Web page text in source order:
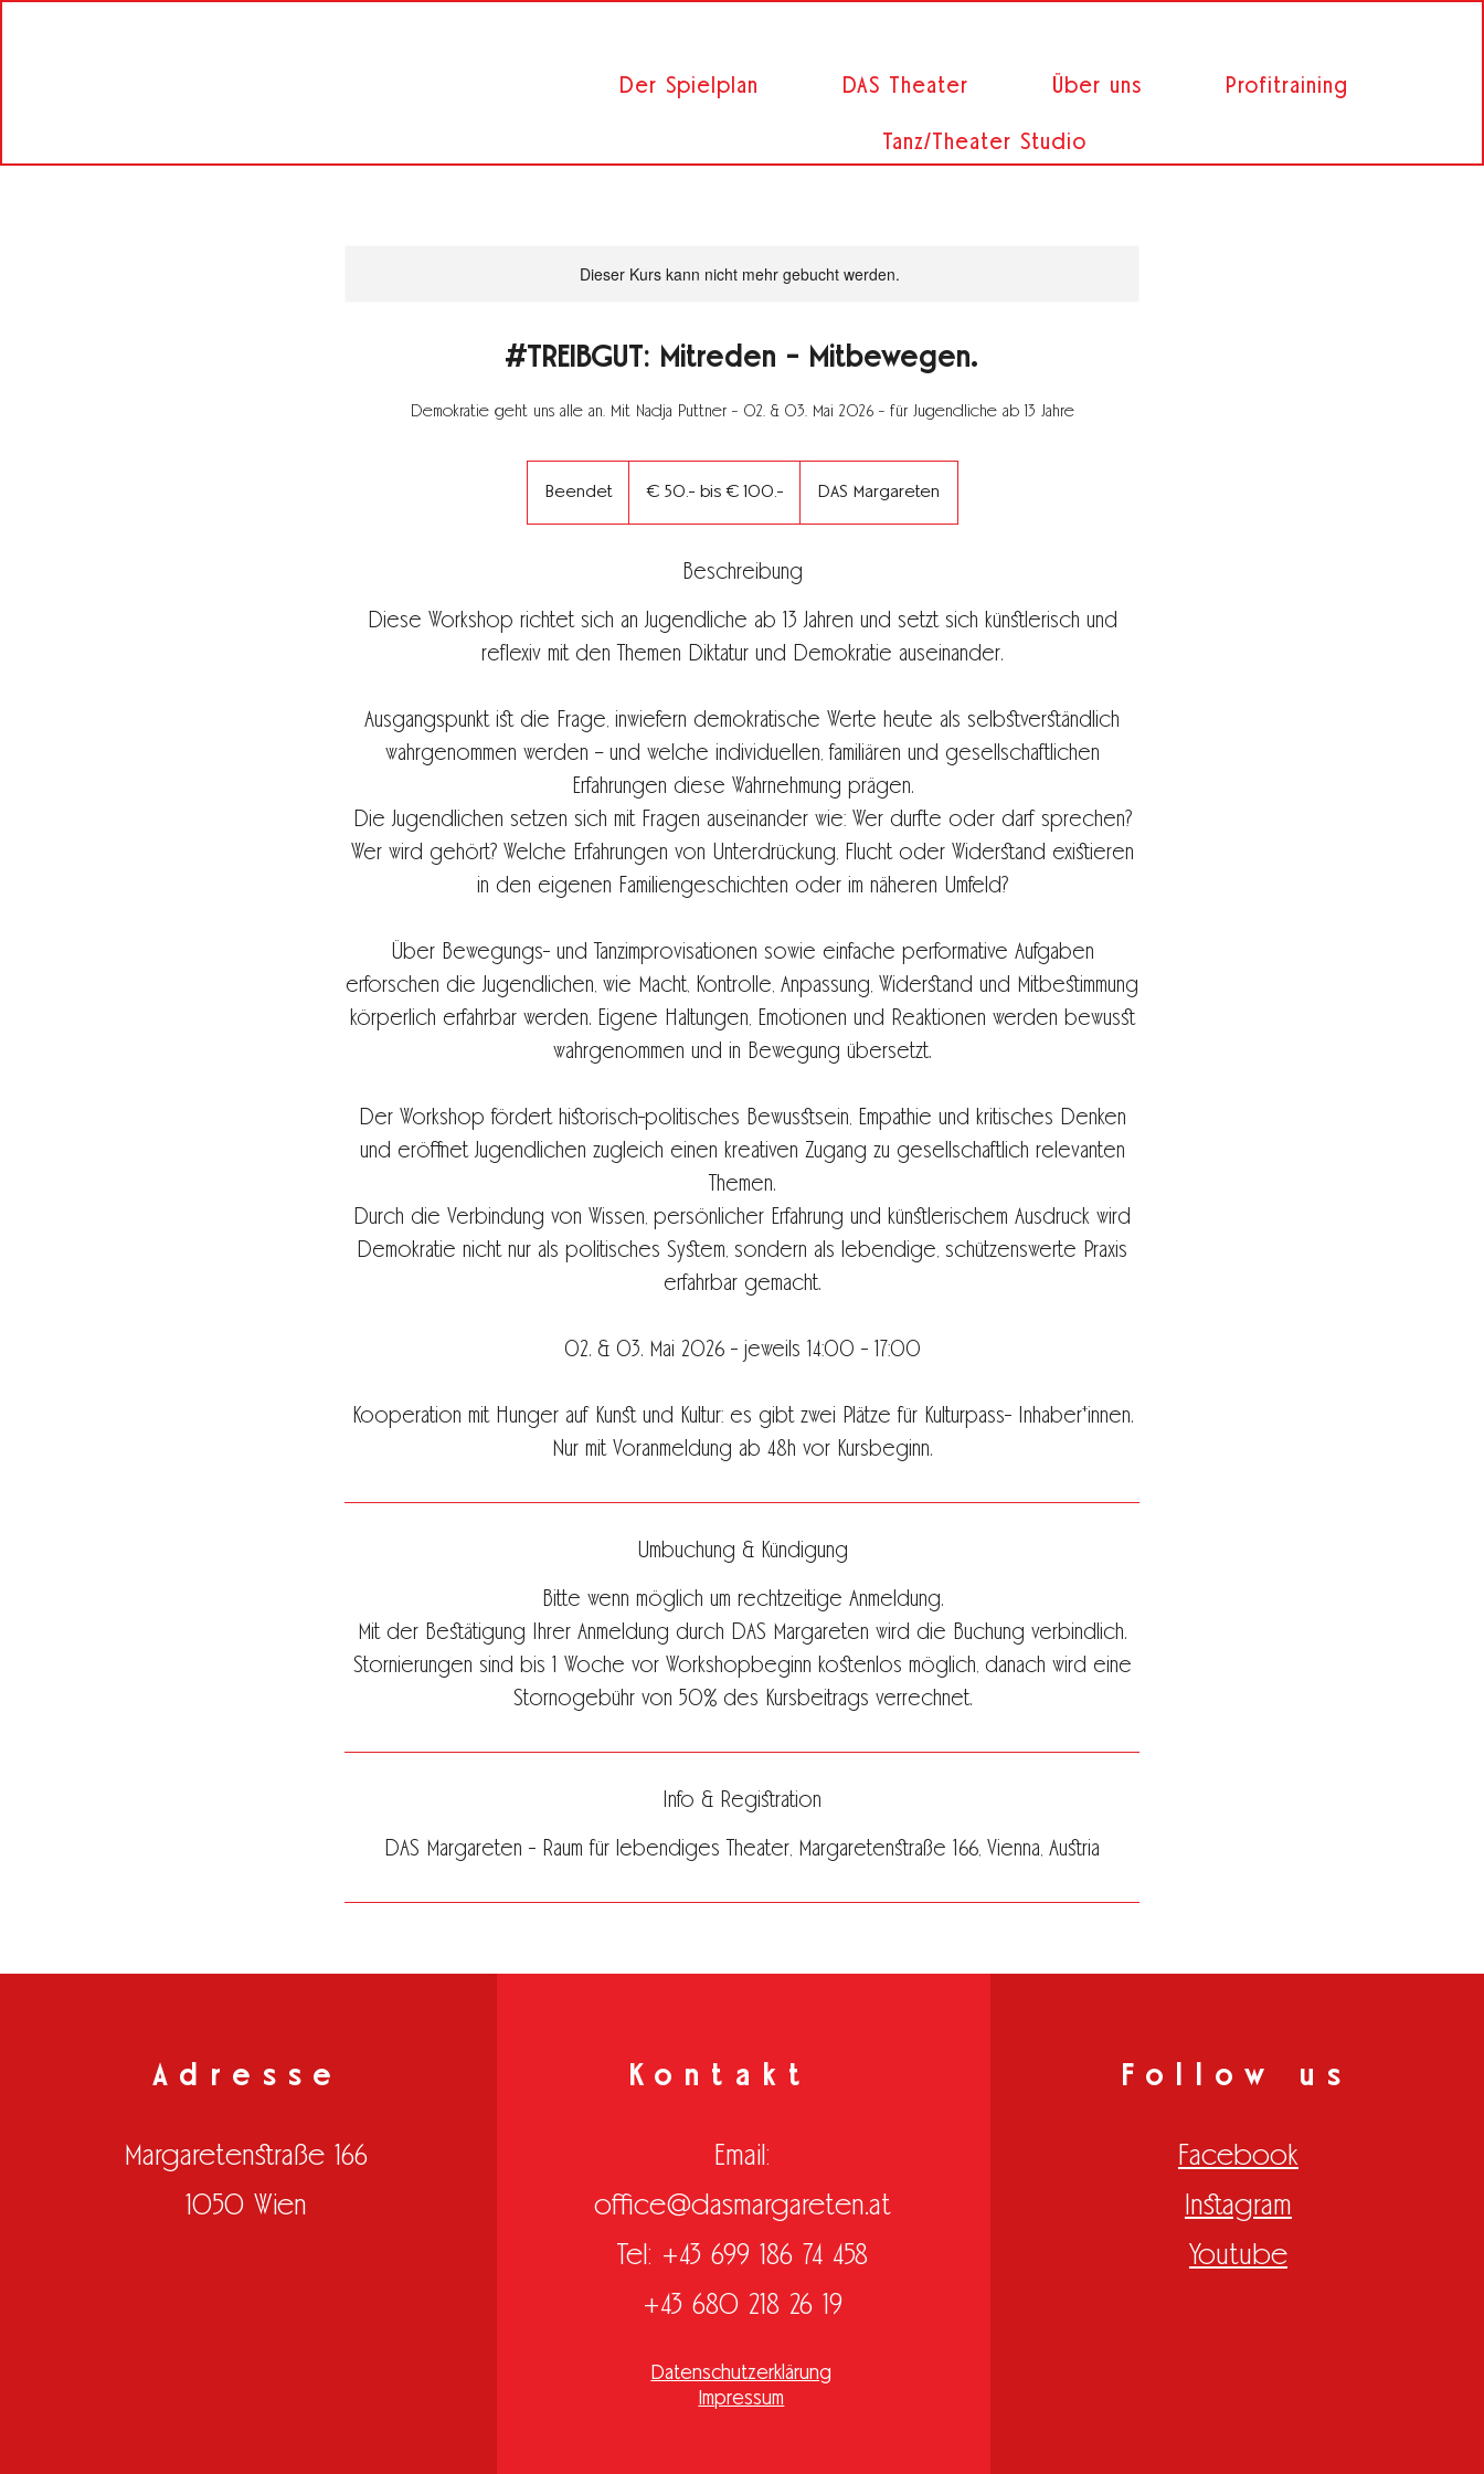
Der Spielplan DAS Theater Über uns Profitraining
Tanz/Theater Studio
Dieser Kurs kann nicht mehr gebucht werden.
#TREIBGUT: Mitreden - Mitbewegen.
Demokratie geht uns alle an. Mit Nadja Puttner - 02. & 03. Mai 2026 - für Jugendliche ab 13 Jahre
BeendetB
e
€ 50.- bis € 100.- DAS Margareten
Beschreibung
Diese Workshop richtet sich an Jugendliche ab 13 Jahren und setzt sich künstlerisch und
reflexiv mit den Themen Diktatur und Demokratie auseinander.
Ausgangspunkt ist die Frage, inwiefern demokratische Werte heute als selbstverständlich
wahrgenommen werden – und welche individuellen, familiären und gesellschaftlichen
Erfahrungen diese Wahrnehmung prägen.
Die Jugendlichen setzen sich mit Fragen auseinander wie: Wer durfte oder darf sprechen?
Wer wird gehört? Welche Erfahrungen von Unterdrückung, Flucht oder Widerstand existieren
in den eigenen Familiengeschichten oder im näheren Umfeld?
Über Bewegungs- und Tanzimprovisationen sowie einfache performative Aufgaben
erforschen die Jugendlichen, wie Macht, Kontrolle, Anpassung, Widerstand und Mitbestimmung
körperlich erfahrbar werden. Eigene Haltungen, Emotionen und Reaktionen werden bewusst
wahrgenommen und in Bewegung übersetzt.
Der Workshop fördert historisch-politisches Bewusstsein, Empathie und kritisches Denken
und eröffnet Jugendlichen zugleich einen kreativen Zugang zu gesellschaftlich relevanten
Themen.
Durch die Verbindung von Wissen, persönlicher Erfahrung und künstlerischem Ausdruck wird
Demokratie nicht nur als politisches System, sondern als lebendige, schützenswerte Praxis
erfahrbar gemacht.
02. & 03. Mai 2026 - jeweils 14:00 - 17:00
Kooperation mit Hunger auf Kunst und Kultur: es gibt zwei Plätze für Kulturpass- Inhaber*innen.
Nur mit Voranmeldung ab 48h vor Kursbeginn.
Umbuchung & Kündigung
Bitte wenn möglich um rechtzeitige Anmeldung.
Mit der Bestätigung Ihrer Anmeldung durch DAS Margareten wird die Buchung verbindlich.
Stornierungen sind bis 1 Woche vor Workshopbeginn kostenlos möglich, danach wird eine
Stornogebühr von 50% des Kursbeitrags verrechnet.
Info & Registration
DAS Margareten - Raum für lebendiges Theater, Margaretenstraße 166, Vienna, Austria
Adresse
Margaretenstraße 166
1050 Wien
Kontakt
Email:
office@dasmargareten.at
Tel: +43 699 186 74 458
+43 680 218 26 19
Datenschutzerklärung
Impressum
Follow us
Facebook
Instagram
Youtube